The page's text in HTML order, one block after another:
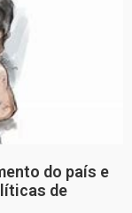
do país e
de